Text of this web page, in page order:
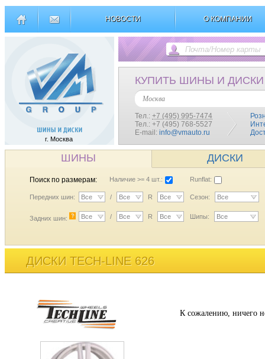
НОВОСТИ О КОМПАНИИ
г. Москва
КУПИТЬ ШИНЫ И ДИСКИ
Москва
Тел.: +7 (495) 995-7474
Тел.: +7 (495) 768-5527
E-mail: info@vmauto.ru
ШИНЫ ДИСКИ
Поиск по размерам: Наличие >= 4 шт.: Runflat:
Передних шин: Все / Все R Все Сезон: Все
Задних шин: ? Все / Все R Все Шипы: Все
ДИСКИ TECH-LINE 626
К сожалению, ничего